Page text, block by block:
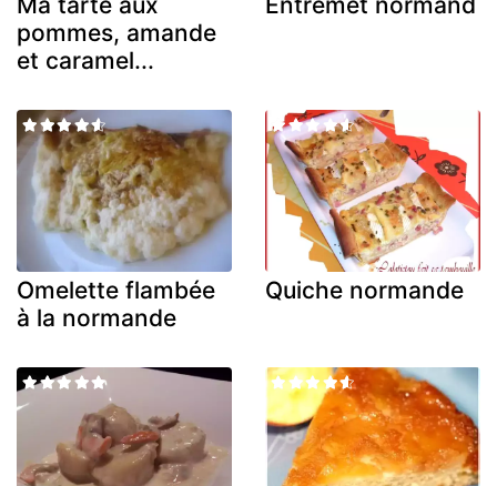
pommes, amande
et caramel...
Omelette flambée
à la normande
Quiche normande